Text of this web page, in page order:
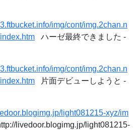
img/cont/img.2chan.n
ハーゼ最終できました -
img/cont/img.2chan.n
片面デビューしようと -
light081215-xyz/im
livedoor.blogimg.jp/light081215-